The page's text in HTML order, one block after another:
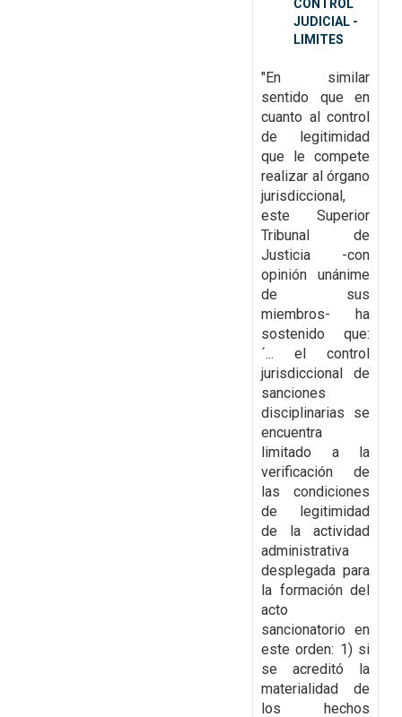
CONTROL
JUDICIAL -
LIMITES
"En similar
sentido que en
cuanto al control
de legitimidad
que le compete
realizar al órgano
jurisdiccional,
este Superior
Tribunal de
Justicia -con
opinión unánime
de sus
miembros- ha
sostenido que:
´... el control
jurisdiccional de
sanciones
disciplinarias se
encuentra
limitado a la
verificación de
las condiciones
de legitimidad
de la actividad
administrativa
desplegada para
la formación del
acto
sancionatorio en
este orden: 1) si
se acreditó la
materialidad de
los hechos